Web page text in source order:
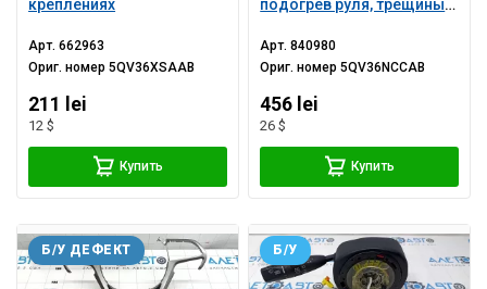
креплениях
Арт.662963
Ориг. номер5QV36XSAAB
211 lei
12 $
Купить
подогрев руля, трещины в
Арт.840980
Ориг. номер5QV36NCCAB
456 lei
26 $
Купить
Б/У ДЕФЕКТ Б/У